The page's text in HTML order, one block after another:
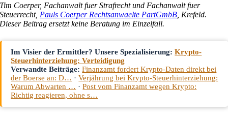
Tim Coerper, Fachanwalt fuer Strafrecht und Fachanwalt fuer
Steuerrecht, Pauls Coerper Rechtsanwaelte PartGmbB , Krefeld.
Dieser Beitrag ersetzt keine Beratung im Einzelfall.
Im Visier der Ermittler? Unsere Spezialisierung: Krypto-
Steuerhinterziehung: Verteidigung
Verwandte Beiträge: Finanzamt fordert Krypto-Daten direkt bei
der Boerse an: D… ·Verjährung bei Krypto-Steuerhinterziehung:
Warum Abwarten … ·Post vom Finanzamt wegen Krypto:
Richtig reagieren, ohne s…